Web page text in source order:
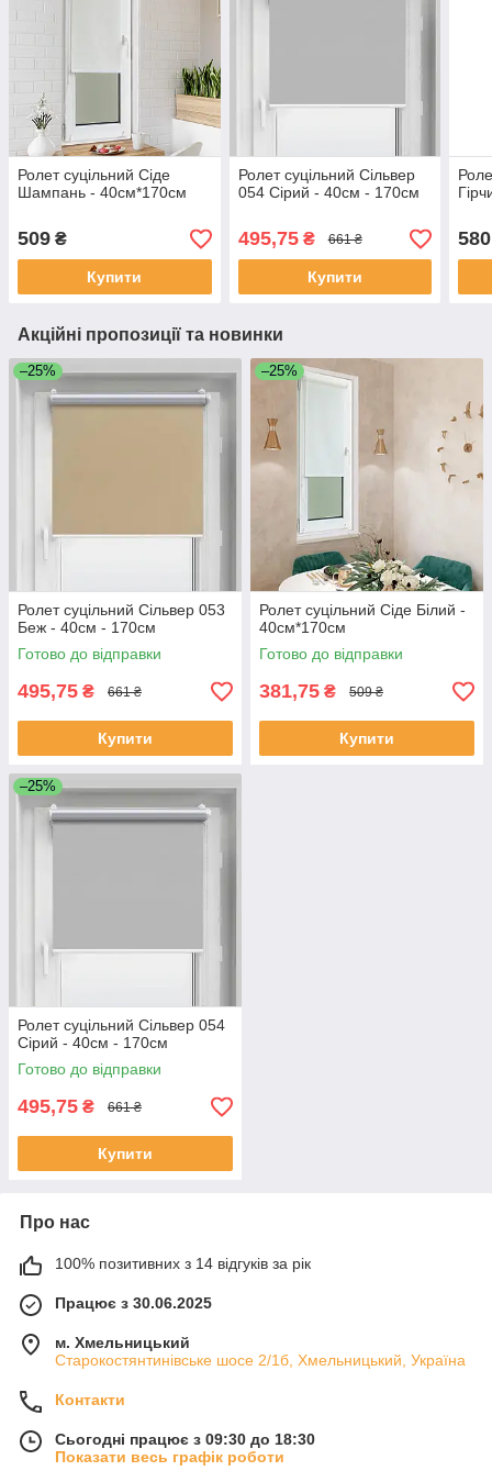
Ролет суцільний Сіде
Шампань - 40см*170см
509 ₴
Купити
Ролет суцільний Сільвер
054 Сірий - 40см - 170см
495,75₴ 661 ₴
Купити
580
Акційні пропозиції та новинки
–25%
Ролет суцільний Сільвер 053
Беж - 40см - 170см
Готово до відправки
495,75 ₴ 661 ₴
Купити
–25%
Ролет суцільний Сіде Білий -
40см*170см
Готово до відправки
381,75 ₴ 509 ₴
Купити
–25%
Ролет суцільний Сільвер 054
Сірий - 40см - 170см
Готово до відправки
495,75 ₴ 661 ₴
Купити
Про нас
100% позитивних з 14 відгуків за рік
Працює з 30.06.2025
м. Хмельницький
Старокостянтинівське шосе 2/1б, Хмельницький, Україна
Контакти
Сьогодні працює з 09:30 до 18:30
Показати весь графік роботи